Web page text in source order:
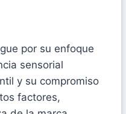
por su enfoque
sensorial
y su compromiso
factores,